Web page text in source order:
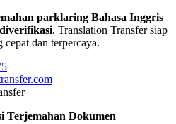
parklaring Bahasa Inggris
, Translation Transfer siap
cepat dan terpercaya.
Terjemahan Dokumen